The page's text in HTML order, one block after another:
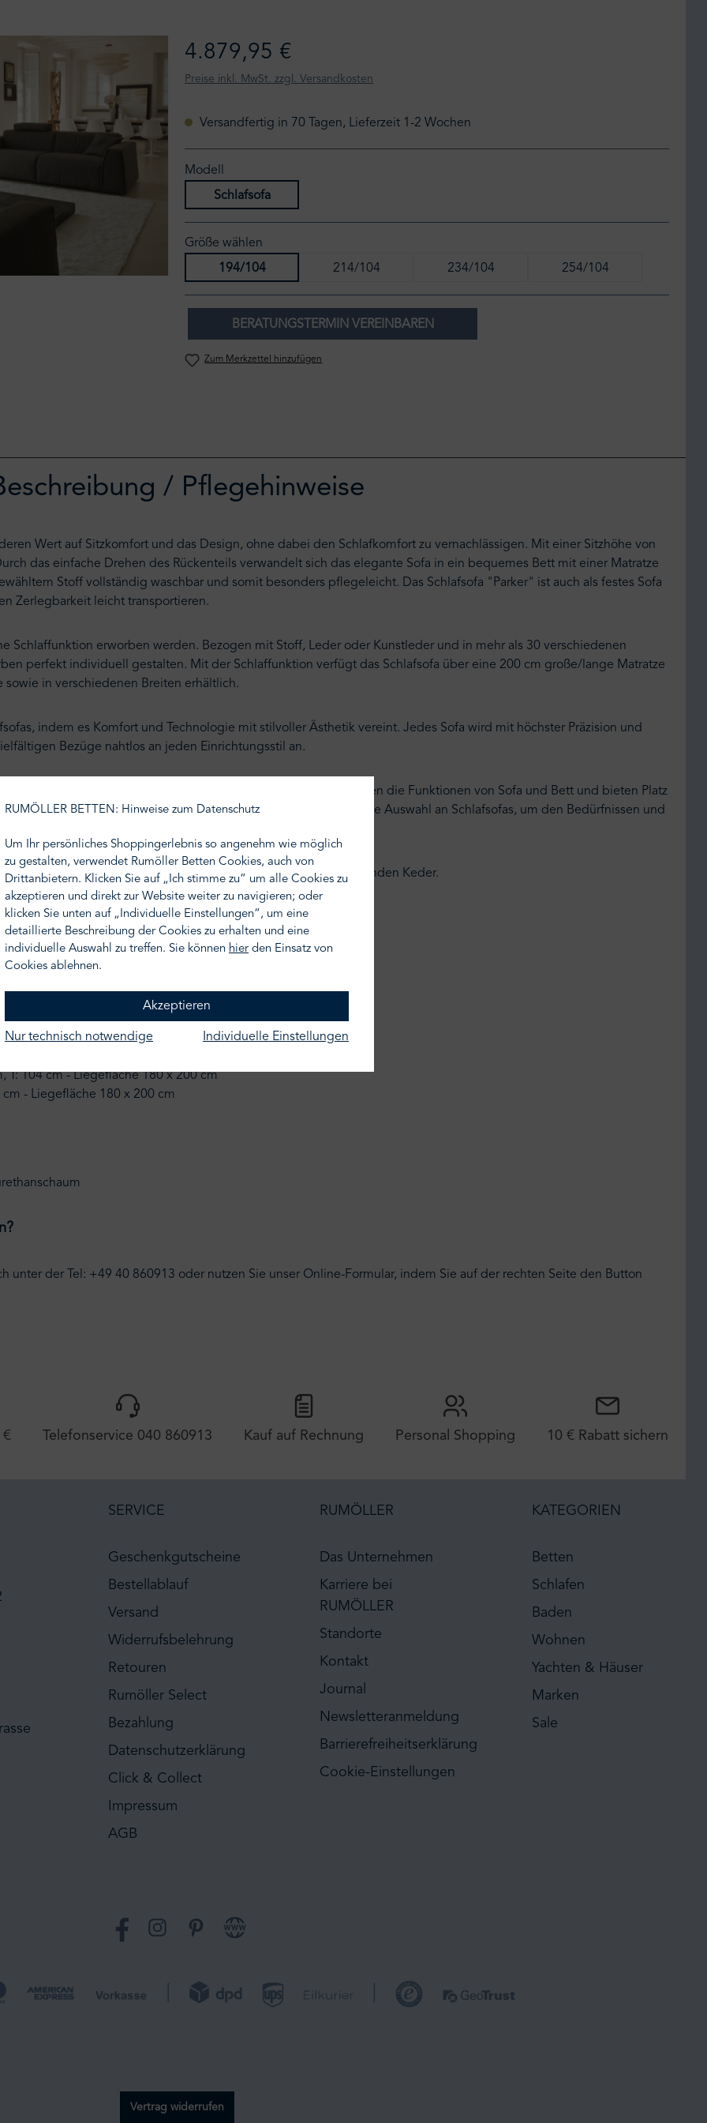
4.879,95 €
Preise inkl. MwSt. zzgl. Versandkosten
Versandfertig in 70 Tagen, Lieferzeit 1-2 Wochen
Modell
Schlafsofa
Größe wählen
194/104
214/104 234/104 254/104
BERATUNGSTERMIN VEREINBAREN
Zum Merkzettel hinzufügen
/ Pflegehinweise
Wert auf Sitzkomfort und das Design, ohne dabei den Schlafkomfort zu vernachlässigen. Mit einer Sitzhöhe von
das einfache Drehen des Rückenteils verwandelt sich das elegante Sofa in ein bequemes Bett mit einer Matratze
Stoff vollständig waschbar und somit besonders pflegeleicht. Das Schlafsofa "Parker" ist auch als festes Sofa
Zerlegbarkeit leicht transportieren.
Schlaffunktion erworben werden. Bezogen mit Stoff, Leder oder Kunstleder und in mehr als 30 verschiedenen
perfekt individuell gestalten. Mit der Schlaffunktion verfügt das Schlafsofa über eine 200 cm große/lange Matratze
in verschiedenen Breiten erhältlich.
indem es Komfort und Technologie mit stilvoller Ästhetik vereint. Jedes Sofa wird mit höchster Präzision und
Bezüge nahtlos an jeden Einrichtungsstil an.
in ein bequemes Schlafzimmer zu verwandeln. Sie vereinen die Funktionen von Sofa und Bett und bieten Platz
verschiedenen Größen, Stilen und Materialien gibt es eine breite Auswahl an Schlafsofas, um den Bedürfnissen und
der Bezugskategorie A, einer Obermatratze sowie einem passenden Keder.
cm - Liegefläche 120 x 200 cm
120 x 200 cm
T: 104 cm - Liegefläche 140 x 200 cm
cm - Liegefläche 140 x 200 cm
cm - Liegefläche 160 x 200 cm
160 x 200 cm
T: 104 cm - Liegefläche 180 x 200 cm
cm - Liegefläche 180 x 200 cm
unter der Tel: +49 40 860913 oder nutzen Sie unser Online-Formular, indem Sie auf der rechten Seite den Button
€ Telefonservice 040 860913 Kauf auf Rechnung Personal Shopping 10 € Rabatt sichern
SERVICE
Geschenkgutscheine
Bestellablauf
Versand
Widerrufsbelehrung
Retouren
Rumöller Select
Bezahlung
Datenschutzerklärung
Click & Collect
Impressum
AGB
RUMÖLLER
Das Unternehmen
Karriere bei
RUMÖLLER
Standorte
Kontakt
Journal
Newsletteranmeldung
Barrierefreiheitserklärung
Cookie-Einstellungen
KATEGORIEN
Betten
Schlafen
Baden
Wohnen
Yachten & Häuser
Marken
Sale
FacebookInstagramPinterest Website
Vertrag widerrufen
RUMÖLLER BETTEN: Hinweise zum Datenschutz
Um Ihr persönliches Shoppingerlebnis so angenehm wie möglich
zu gestalten, verwendet Rumöller Betten Cookies, auch von
Drittanbietern. Klicken Sie auf „Ich stimme zu“ um alle Cookies zu
akzeptieren und direkt zur Website weiter zu navigieren; oder
klicken Sie unten auf „Individuelle Einstellungen“, um eine
detaillierte Beschreibung der Cookies zu erhalten und eine
individuelle Auswahl zu treffen. Sie können hier den Einsatz von
Cookies ablehnen.
Akzeptieren
Nur technisch notwendige Individuelle Einstellungen